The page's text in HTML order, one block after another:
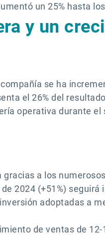
un 25% hasta
y un
se ha
el 26% del
operativa durante
a los
2024 (+51%)
adoptadas a
de ventas de